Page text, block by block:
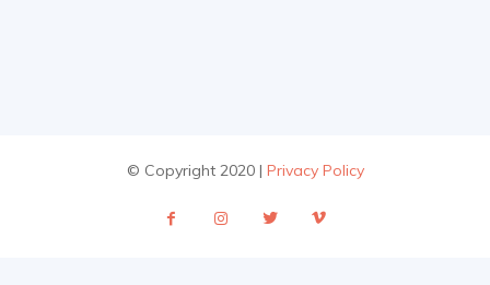
© Copyright 2020 | Privacy Policy